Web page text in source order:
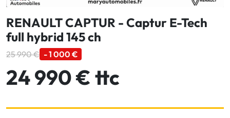
RENAULT CAPTUR - Captur E-Tech
full hybrid 145 ch
25 990 € - 1 000 €
24 990 € ttc